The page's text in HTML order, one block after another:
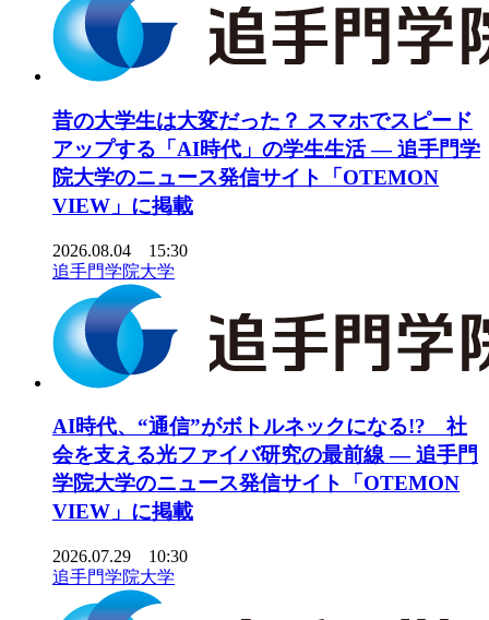
昔の大学生は大変だった？ スマホでスピード
アップする「AI時代」の学生生活 ― 追手門学
院大学のニュース発信サイト「OTEMON
VIEW」に掲載
2026.08.04 15:30
追手門学院大学
AI時代、“通信”がボトルネックになる!? 社
会を支える光ファイバ研究の最前線 ― 追手門
学院大学のニュース発信サイト「OTEMON
VIEW」に掲載
2026.07.29 10:30
追手門学院大学